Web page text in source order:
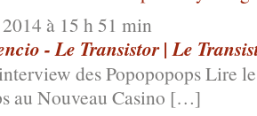
à 15 h 51 min
- Le Transistor | Le
des Popopopops Lire
au Nouveau Casino […]